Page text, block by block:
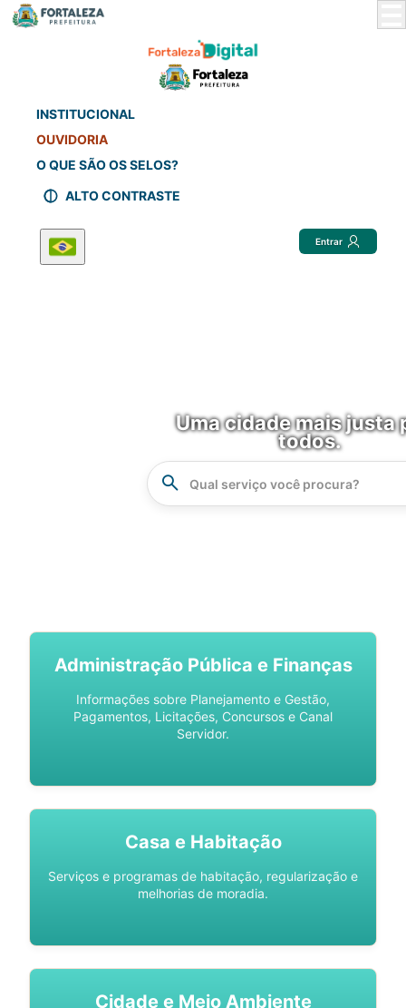
INSTITUCIONAL
OUVIDORIA
O QUE SÃO OS SELOS?
ALTO CONTRASTE
Entrar
Uma cidade mais justa
todos.
Administração Pública e Finanças
Informações sobre Planejamento e Gestão,
Pagamentos, Licitações, Concursos e Canal
Servidor.
Casa e Habitação
Serviços e programas de habitação, regularização e
melhorias de moradia.
Cidade e Meio Ambiente